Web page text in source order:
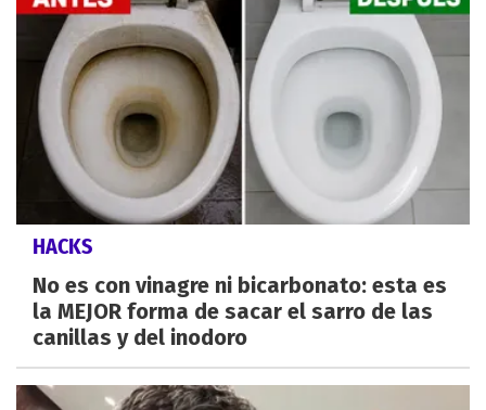
HACKS
No es con vinagre ni bicarbonato: esta es
la MEJOR forma de sacar el sarro de las
canillas y del inodoro